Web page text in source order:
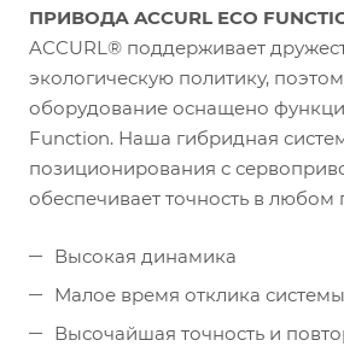
ПРИВОДА ACCURL ECO
ACCURL® поддерживает
экологическую политику,
оборудование оснащено
Function. Наша гибридная
позиционирования с
обеспечивает точность в
Высокая динамика
Малое время отклика системы
Высочайшая точность и